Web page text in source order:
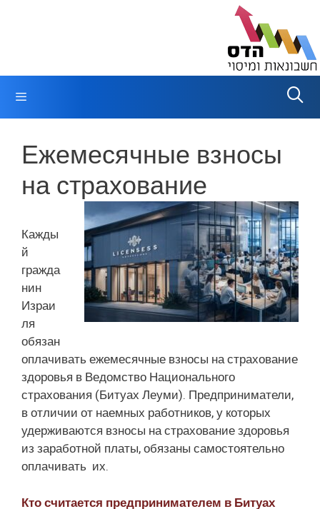
Ежемесячные взносы
на страхование
Кажды
й
гражда
нин
Израи
ля
обязан
оплачивать ежемесячные взносы на страхование
здоровья в Ведомство Национального
страхования (Битуах Леуми). Предприниматели,
в отличии от наемных работников, у которых
удерживаются взносы на страхование здоровья
из заработной платы, обязаны самостоятельно
оплачивать их.
Кто считается предпринимателем в Битуах